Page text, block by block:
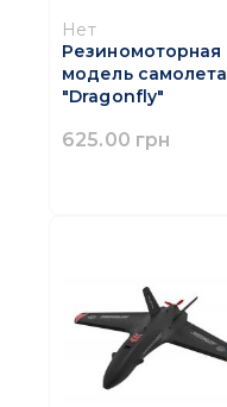
Нет
Резиномоторная
модель самолета
"Dragonfly"
625.00 грн